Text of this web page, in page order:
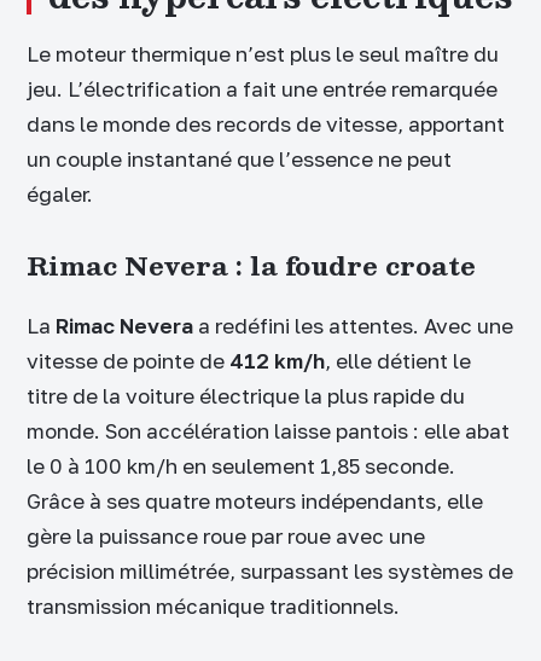
Le moteur thermique n’est plus le seul maître du
jeu. L’électrification a fait une entrée remarquée
dans le monde des records de vitesse, apportant
un couple instantané que l’essence ne peut
égaler.
Rimac Nevera : la foudre croate
La Rimac Nevera a redéfini les attentes. Avec une
vitesse de pointe de 412 km/h, elle détient le
titre de la voiture électrique la plus rapide du
monde. Son accélération laisse pantois : elle abat
le 0 à 100 km/h en seulement 1,85 seconde.
Grâce à ses quatre moteurs indépendants, elle
gère la puissance roue par roue avec une
précision millimétrée, surpassant les systèmes de
transmission mécanique traditionnels.